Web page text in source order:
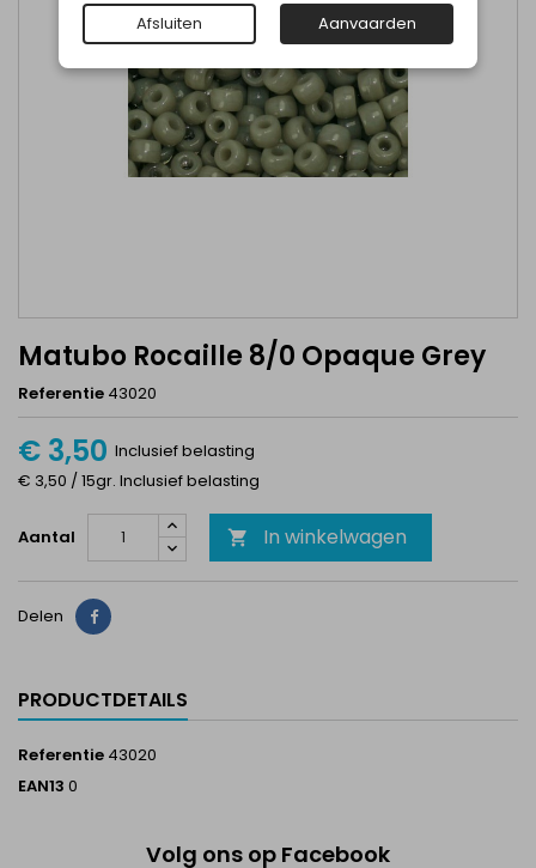
Matubo Rocaille 8/0 Opaque Grey
Referentie 43020
€ 3,50 Inclusief belasting
€ 3,50 / 15gr. Inclusief belasting
Aantal  In winkelwagen
Delen Delen
PRODUCTDETAILS
Referentie 43020
EAN13 0
Volg ons op Facebook
Afsluiten Aanvaarden